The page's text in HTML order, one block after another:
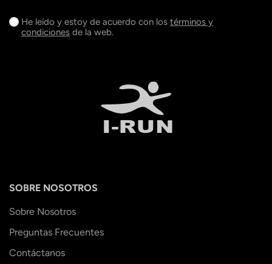
He leído y estoy de acuerdo con los términos y
condiciones de la web.
SOBRE NOSOTROS
Sobre Nosotros
Preguntas Frecuentes
Contáctanos